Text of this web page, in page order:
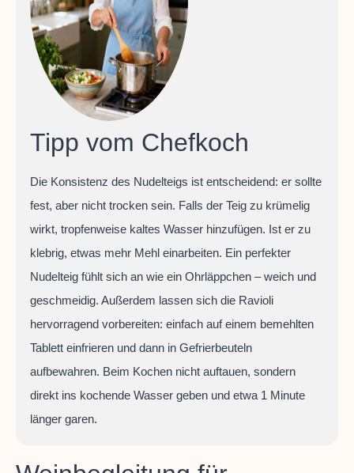
Tipp vom Chefkoch
Die Konsistenz des Nudelteigs ist entscheidend: er sollte
fest, aber nicht trocken sein. Falls der Teig zu krümelig
wirkt, tropfenweise kaltes Wasser hinzufügen. Ist er zu
klebrig, etwas mehr Mehl einarbeiten. Ein perfekter
Nudelteig fühlt sich an wie ein Ohrläppchen – weich und
geschmeidig. Außerdem lassen sich die Ravioli
hervorragend vorbereiten: einfach auf einem bemehlten
Tablett einfrieren und dann in Gefrierbeuteln
aufbewahren. Beim Kochen nicht auftauen, sondern
direkt ins kochende Wasser geben und etwa 1 Minute
länger garen.